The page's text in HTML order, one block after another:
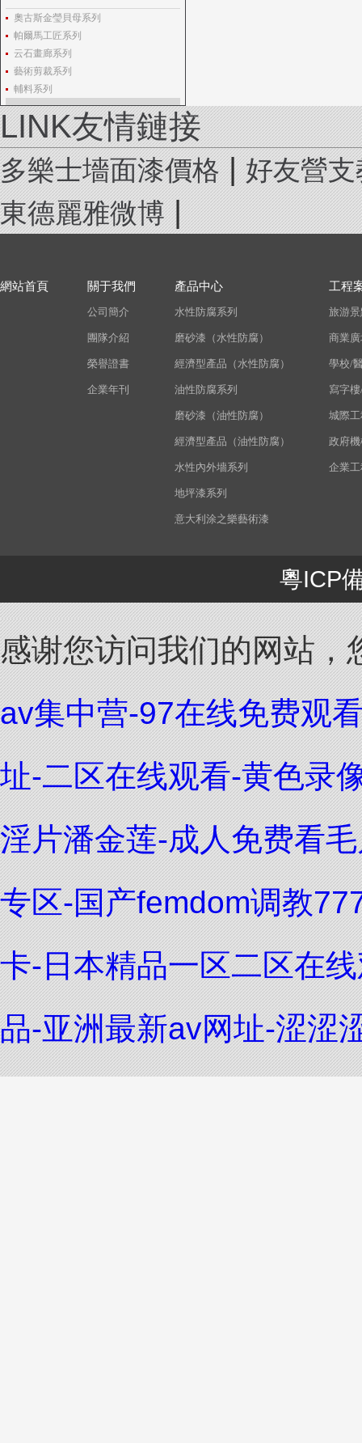
奧古斯金瑩貝母系列
帕爾馬工匠系列
云石畫廊系列
藝術剪裁系列
輔料系列
LINK友情鏈接
多樂士墻面漆價格|好友營支
東德麗雅微博|
網站首頁 關于我們
公司簡介
團隊介紹
榮譽證書
企業年刊
產品中心
水性防腐系列
磨砂漆（水性防腐）
經濟型產品（水性防腐）
油性防腐系列
磨砂漆（油性防腐）
經濟型產品（油性防腐）
水性內外墻系列
地坪漆系列
意大利涂之樂藝術漆
工程
旅游
商業
學校/
寫字
城際
政府
企業
粵ICP
感谢您访问我们的网站，
av集中营-97在线免费观
址-二区在线观看-黄色录
淫片潘金莲-成人免费看
专区-国产femdom调教
卡-日本精品一区二区在
品-亚洲最新av网址-涩涩